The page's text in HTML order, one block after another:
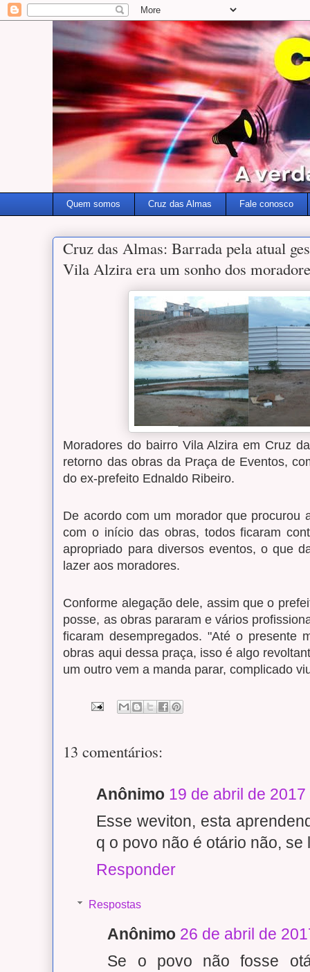
Quem somos Cruz das Almas Fale conosco
Cruz das Almas: Barrada pela atual
Vila Alzira era um sonho dos
Moradores do bairro Vila Alzira em Cruz
retorno das obras da Praça de Eventos,
do ex-prefeito Ednaldo Ribeiro.
De acordo com um morador que procurou
com o início das obras, todos ficaram
apropriado para diversos eventos, o que
lazer aos moradores.
Conforme alegação dele, assim que o
posse, as obras pararam e vários
ficaram desempregados. "Até o presente
obras aqui dessa praça, isso é algo
um outro vem a manda parar, complicado
13 comentários:
Anônimo 19 de abril de
Esse weviton, esta
q o povo não é otário não, se
Responder
Respostas
Anônimo 26 de abril de
Se o povo não fosse